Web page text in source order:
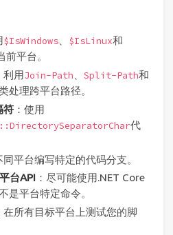
$IsWindows、 $IsLinux和
前平台。
利用Join-Path Split-Path和
处理跨平台路径。
符：使用
代
平台编写特定的代码分支。
台API：尽可能使用.NET Core
是平台特定命令。
在所有目标平台上测试您的脚